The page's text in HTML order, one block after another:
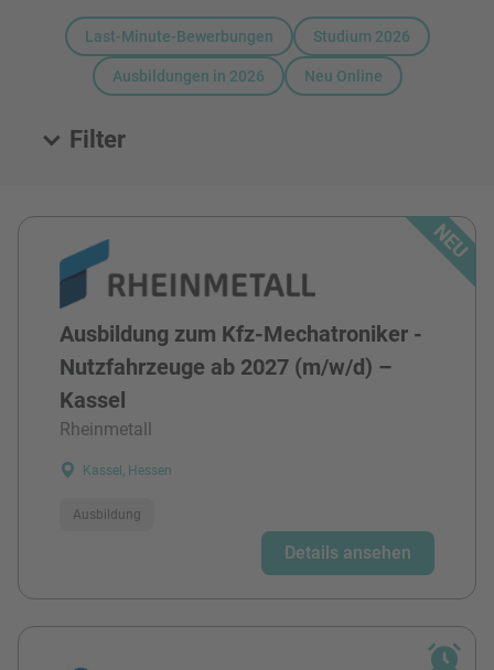
Last-Minute-Bewerbungen Studium 2026
Ausbildungen in 2026 Neu Online
Filter
Alle Stellen
Ausbildung zum Kfz-Mechatroniker -
Nutzfahrzeuge ab 2027 (m/w/d) –
Kassel
Rheinmetall
Kassel, Hessen
Ausbildung
Details ansehen